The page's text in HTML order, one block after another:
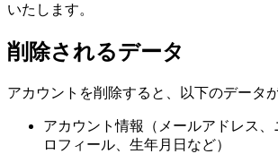
いたします。
削除されるデータ
アカウントを削除すると、以下のデータ
アカウント情報（メールアドレス
ロフィール、生年月日など）